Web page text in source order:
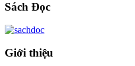
Sách Đọc
Giới thiệu